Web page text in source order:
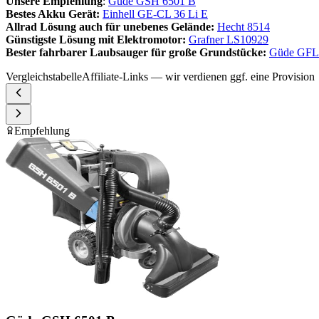
Bestes Akku Gerät: Einhell GE-CL 36 Li E
Allrad Lösung auch für unebenes Gelände: Hecht 8514
Günstigste Lösung mit Elektromotor: Grafner LS10929
Bester fahrbarer Laubsauger für große Grundstücke: Güde
VergleichstabelleAffiliate-Links — wir verdienen ggf. eine Provision
Empfehlung